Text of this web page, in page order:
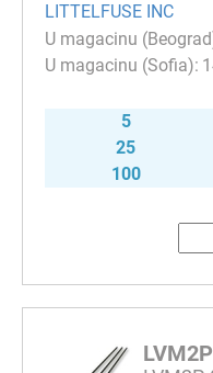
LITTELFUSE INC
5
25
100